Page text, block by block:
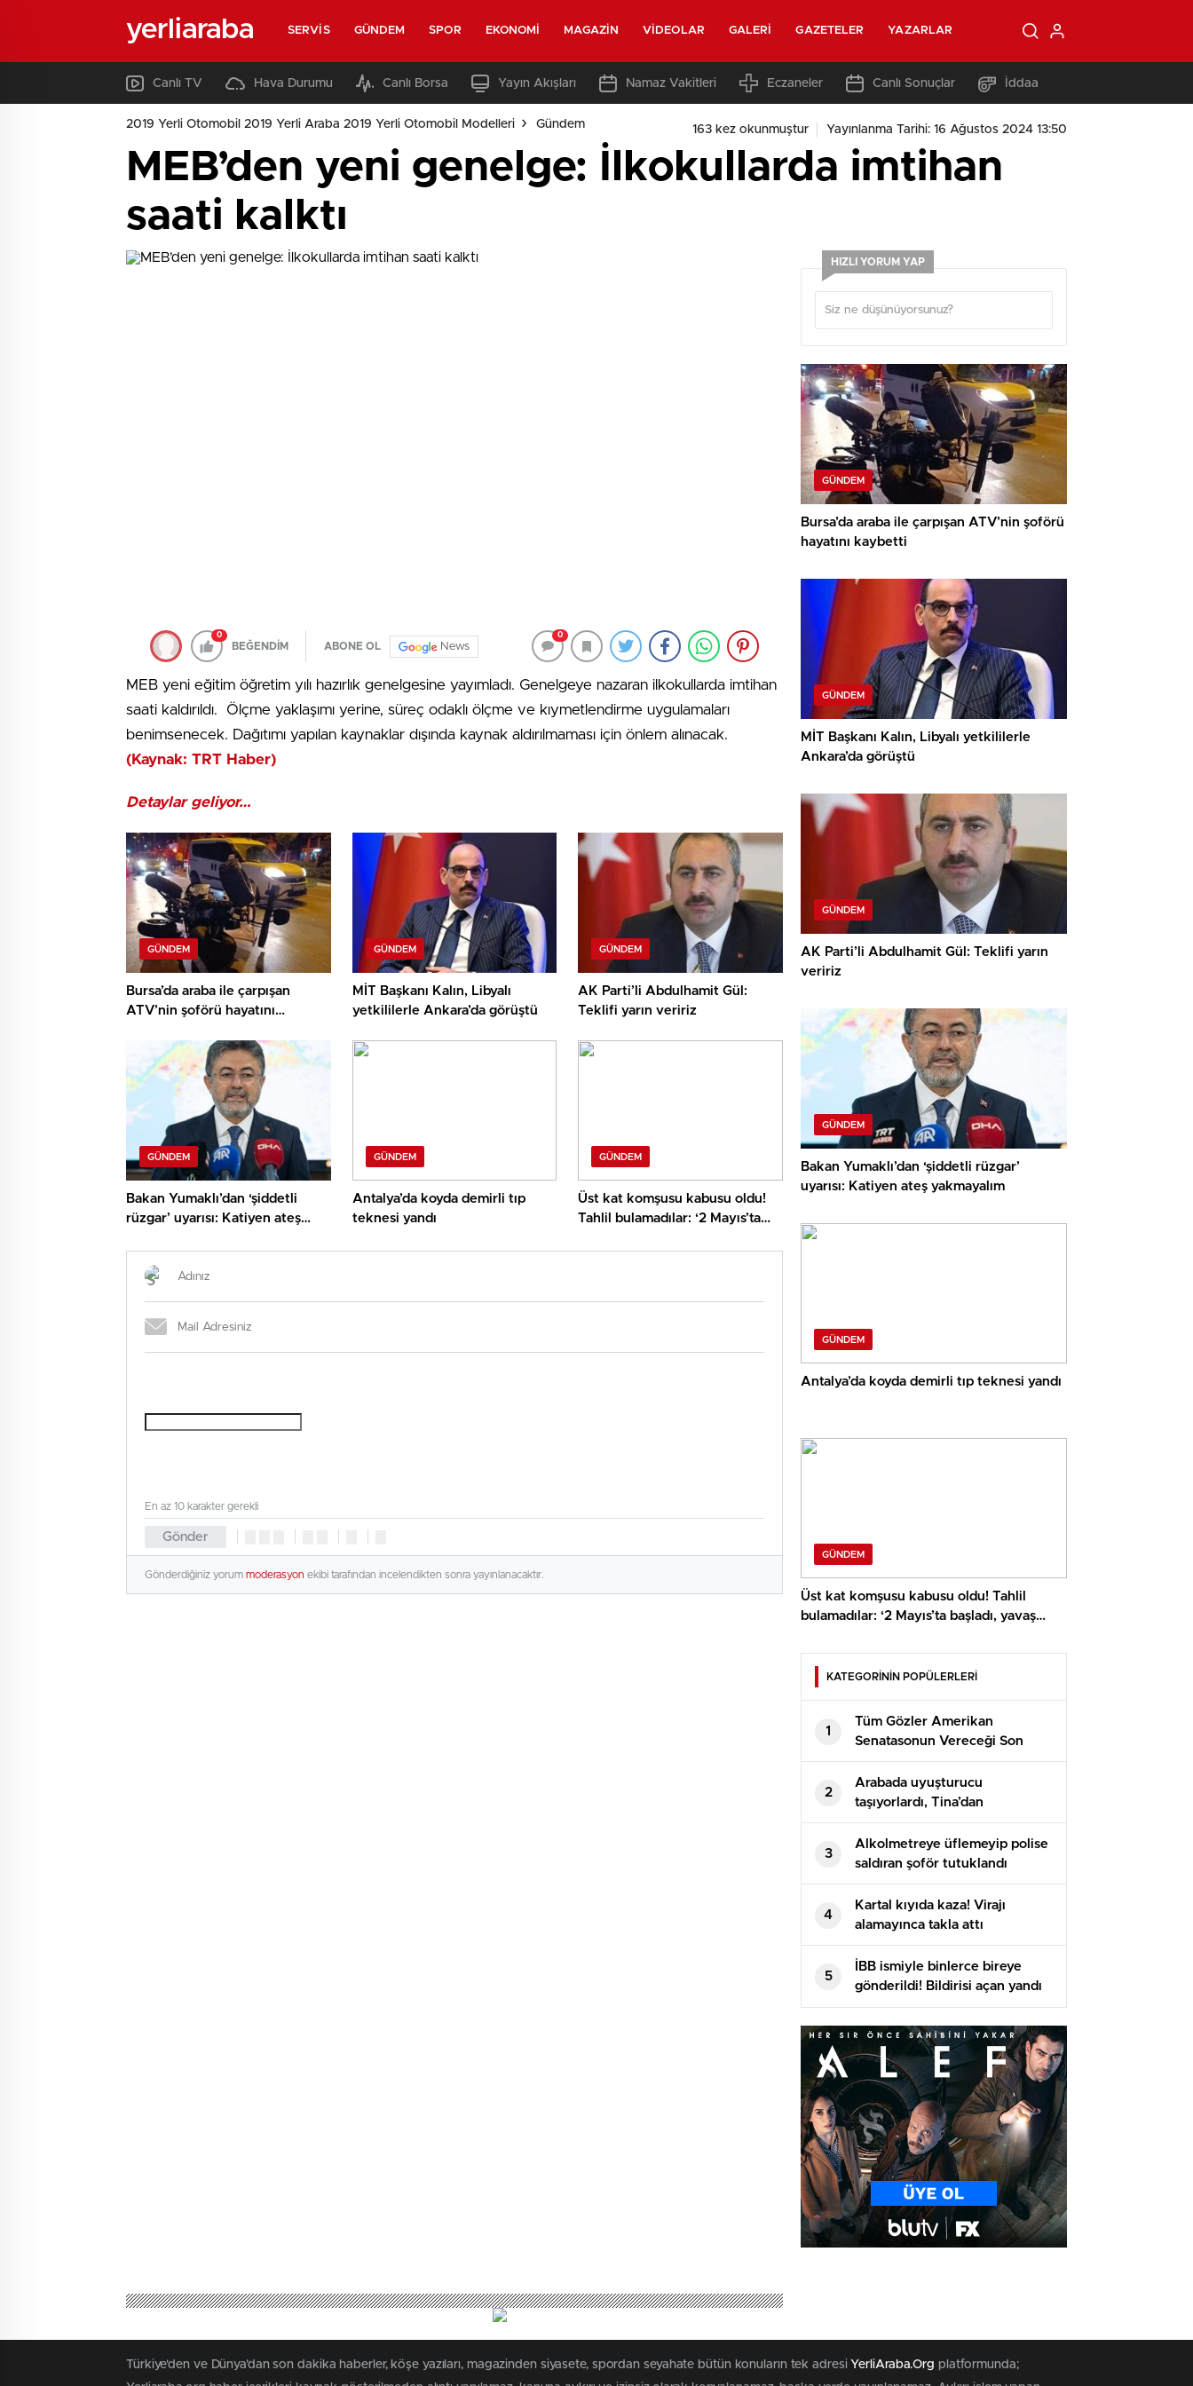
yerliaraba SERVIS GÜNDEM SPOR EKONOMI MAGAZIN VIDEOLAR GALERI GAZETELER YAZARLAR
Canlı TV Hava Durumu Canlı Borsa Yayın Akışları Namaz Vakitleri Eczaneler Canlı Sonuçlar İddaa
2019 Yerli Otomobil 2019 Yerli Araba 2019 Yerli Otomobil Modelleri Gündem 163 kez okunmuştur Yayınlanma Tarihi: 16 Ağustos 2024 13:50
MEB’den yeni genelge: İlkokullarda imtihan
saati kalktı
0
BEĞENDİM ABONE OL News
0
MEB yeni eğitim öğretim yılı hazırlık genelgesine yayımladı. Genelgeye nazaran ilkokullarda imtihan
saati kaldırıldı. Ölçme yaklaşımı yerine, süreç odaklı ölçme ve kıymetlendirme uygulamaları
benimsenecek. Dağıtımı yapılan kaynaklar dışında kaynak aldırılmaması için önlem alınacak.
(Kaynak: TRT Haber)
Detaylar geliyor…
GÜNDEM
Bursa’da araba ile çarpışan
ATV’nin şoförü hayatını
GÜNDEM
MİT Başkanı Kalın, Libyalı
yetkililerle Ankara’da görüştü
GÜNDEM
AK Parti’li Abdulhamit Gül:
Teklifi yarın veririz
GÜNDEM
Bakan Yumaklı’dan ‘şiddetli
rüzgar’ uyarısı: Katiyen ateş
GÜNDEM
Antalya’da koyda demirli tıp
teknesi yandı
GÜNDEM
Üst kat komşusu kabusu oldu!
Tahlil bulamadılar: ‘2 Mayıs’ta
Gönder
En az 10 karakter gerekli
Gönderdiğiniz yorum moderasyon ekibi tarafından incelendikten sonra yayınlanacaktır.
HIZLI YORUM YAP
GÜNDEM
Bursa’da araba ile çarpışan ATV’nin şoförü
hayatını kaybetti
GÜNDEM
MİT Başkanı Kalın, Libyalı yetkililerle
Ankara’da görüştü
GÜNDEM
AK Parti’li Abdulhamit Gül: Teklifi yarın
veririz
GÜNDEM
Bakan Yumaklı’dan ‘şiddetli rüzgar’
uyarısı: Katiyen ateş yakmayalım
GÜNDEM
Antalya’da koyda demirli tıp teknesi yandı
GÜNDEM
Üst kat komşusu kabusu oldu! Tahlil
bulamadılar: ‘2 Mayıs’ta başladı, yavaş
KATEGORİNİN POPÜLERLERİ
1
Tüm Gözler Amerikan
Senatasonun Vereceği Son
Kararda
2
Arabada uyuşturucu
taşıyorlardı, Tina’dan
kaçamadılar
3
Alkolmetreye üflemeyip polise
saldıran şoför tutuklandı
4
Kartal kıyıda kaza! Virajı
alamayınca takla attı
5
İBB ismiyle binlerce bireye
gönderildi! Bildirisi açan yandı
Türkiye'den ve Dünya’dan son dakika haberler, köşe yazıları, magazinden siyasete, spordan seyahate bütün konuların tek adresi YerliAraba.Org platformunda;